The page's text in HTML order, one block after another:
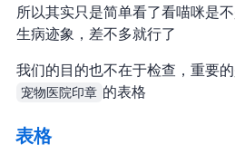
所以其实只是简单看了看喵咪是
生病迹象，差不多就行了
我们的目的也不在于检查，重要
宠物医院印章 的表格
Form AC 表格